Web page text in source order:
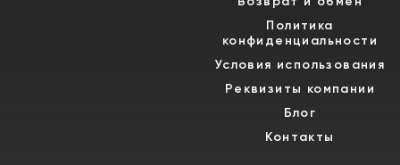
Политика
конфиденциальности
Условия использования
Реквизиты компании
Блог
Контакты